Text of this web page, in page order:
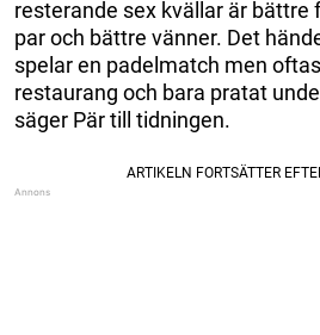
resterande sex kvällar är bättre
par och bättre vänner. Det
spelar en padelmatch men
restaurang och bara pratat
säger Pär till tidningen.